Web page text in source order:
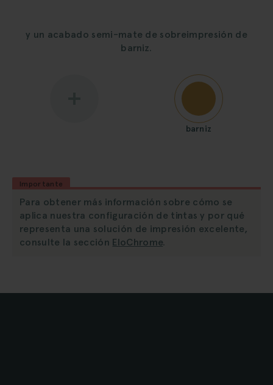
y un acabado semi-mate de sobreimpresión de
barniz.
barniz
Importante
Para obtener más información sobre cómo se
aplica nuestra configuración de tintas y por qué
representa una solución de impresión excelente,
consulte la sección EloChrome.